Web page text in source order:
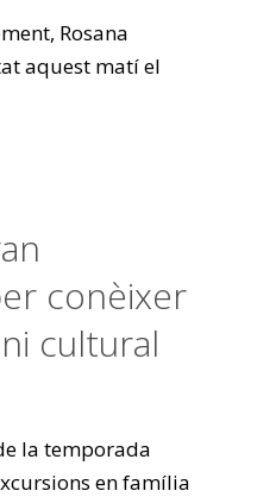
Rosana
aquest matí el
conèixer
cultural
la temporada
en família